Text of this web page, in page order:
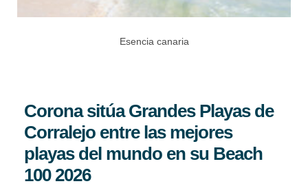
Esencia canaria
Corona sitúa Grandes Playas de
Corralejo entre las mejores
playas del mundo en su Beach
100 2026